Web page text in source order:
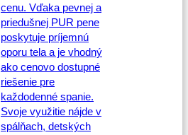
cenu. Vďaka pevnej a
priedušnej PUR pene
poskytuje príjemnú
oporu tela a je vhodný
ako cenovo dostupné
riešenie pre
každodenné spanie.
Svoje využitie nájde v
spálňach, detských